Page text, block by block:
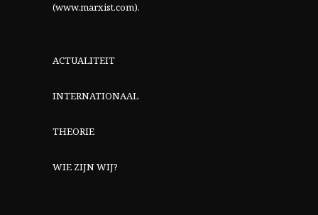
(www.marxist.com).
ACTUALITEIT
INTERNATIONAAL
THEORIE
WIE ZIJN WIJ?